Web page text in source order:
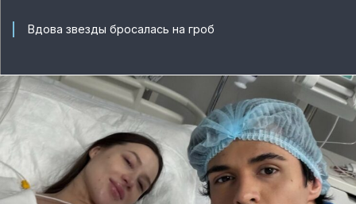
Вдова звезды бросалась на гроб